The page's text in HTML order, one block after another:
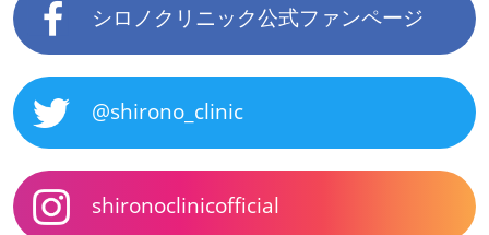
シロノクリニック公式ファンページ
@shirono_clinic
shironoclinicofficial